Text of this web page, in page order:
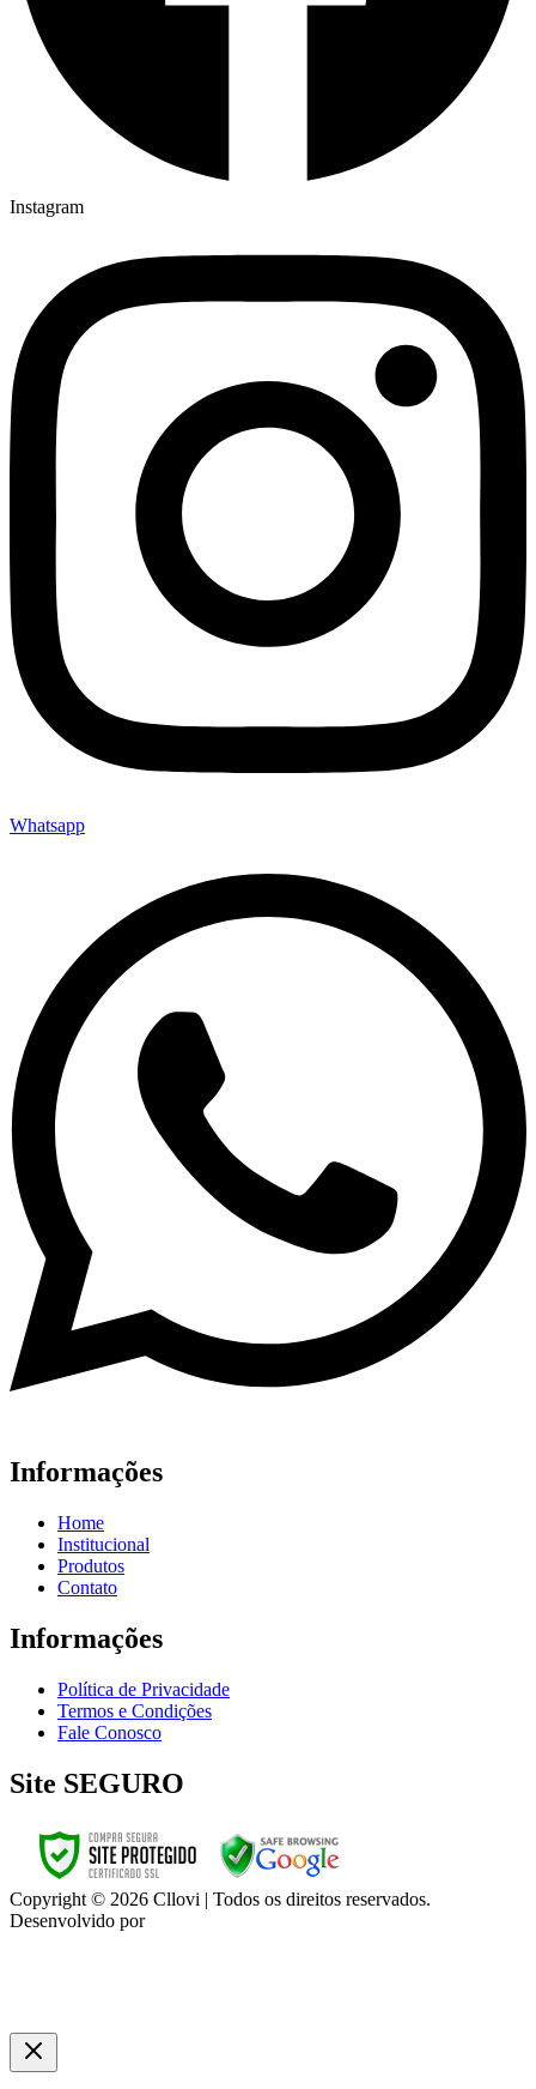
Instagram
Whatsapp
Informações
Home
Institucional
Produtos
Contato
Informações
Política de Privacidade
Termos e Condições
Fale Conosco
Site SEGURO
Copyright © 2026 Cllovi | Todos os direitos reservados.
Desenvolvido por